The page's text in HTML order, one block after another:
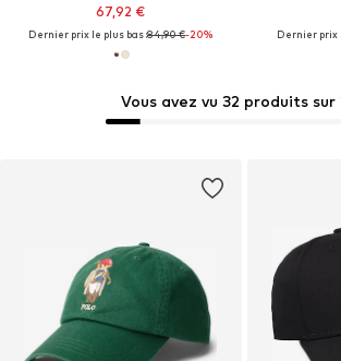
67,92 €
Dernier prix le plus bas :84,90 €-20% Dernier prix
Vous avez vu 32 produits sur